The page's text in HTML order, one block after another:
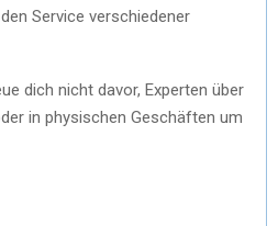
Service verschiedener
dich nicht davor, Experten über
in physischen Geschäften um